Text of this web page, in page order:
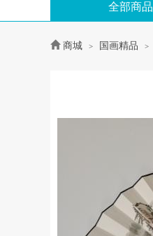
全部商品
商城 > 国画精品 >